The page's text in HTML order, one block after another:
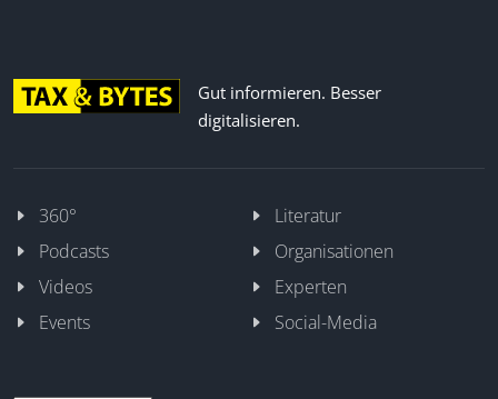
Gut informieren. Besser
digitalisieren.
360°
Literatur
Podcasts
Organisationen
Videos
Experten
Events
Social-Media